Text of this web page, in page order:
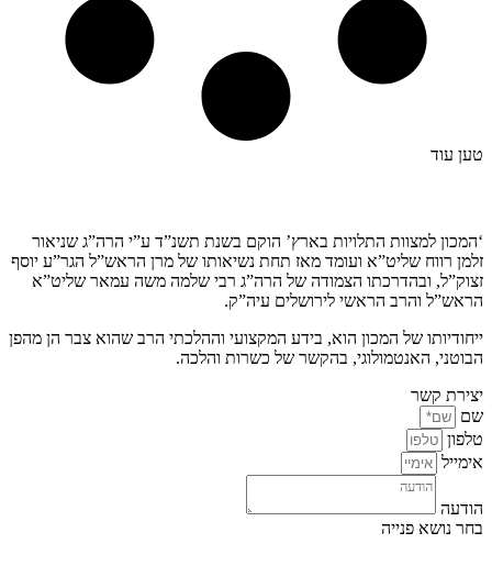
טען עוד
‘המכון למצוות התלויות בארץ’ הוקם בשנת תשנ”ד ע”י הרה”ג שניאור
זלמן רווח שליט”א ועומד מאז תחת נשיאותו של מרן הראש”ל הגר”ע יוסף
זצוק”ל, ובהדרכתו הצמודה של הרה”ג רבי שלמה משה עמאר שליט”א
הראש”ל והרב הראשי לירושלים עיה”ק.
ייחודיותו של המכון הוא, בידע המקצועי וההלכתי הרב שהוא צבר הן מהפן
הבוטני, האנטמולוגי, בהקשר של כשרות והלכה.
יצירת קשר
שם
טלפון
אימייל
הודעה
בחר נושא פנייה